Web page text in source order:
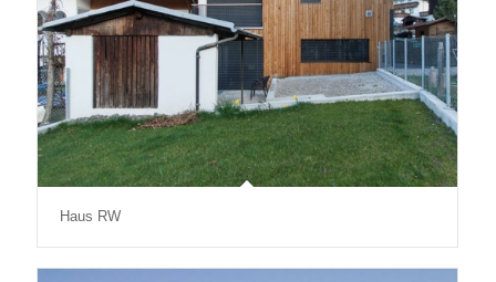
Haus RW